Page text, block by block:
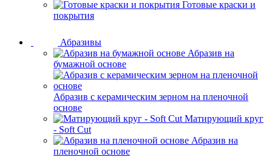
Готовые краски и
покрытия
Абразивы
Абразив на
бумажной основе
Абразив с керамическим зерном на пленочной
основе
Матирующий круг
- Soft Cut
Абразив на
пленочной основе